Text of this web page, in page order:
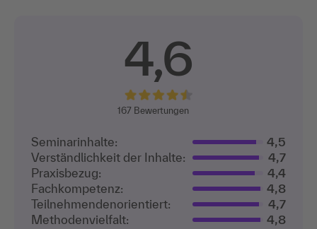
4,6
167 Bewertungen
Seminarinhalte:
4,5
Verständlichkeit der Inhalte:
4,7
Praxisbezug:
4,4
Fachkompetenz:
4,8
Teilnehmenden­orientiert:
4,7
Methodenvielfalt:
4,8